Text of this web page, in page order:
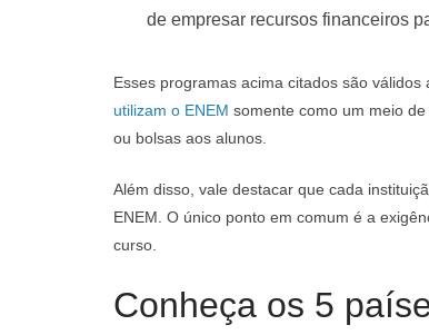
de empresar recursos financeiros
Esses programas acima citados são
utilizam o ENEM somente como um meio
ou bolsas aos alunos.
Além disso, vale destacar que cada
ENEM. O único ponto em comum é a
curso.
Conheça os 5